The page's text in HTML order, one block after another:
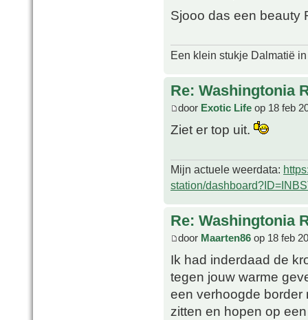
Sjooo das een beauty
Een klein stukje Dalmatië
Re: Washingtonia
door Exotic Life op 18 feb
Ziet er top uit.
Mijn actuele weerdata:
station/
Re: Washingtonia
door Maarten86 op 18 feb
Ik had inderdaad de
tegen jouw warme
een verhoogde border
zitten en hopen op